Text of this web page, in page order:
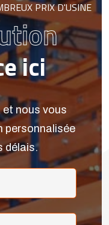
PRIX D'USINE
ici
nous vous
personnalisée
délais.